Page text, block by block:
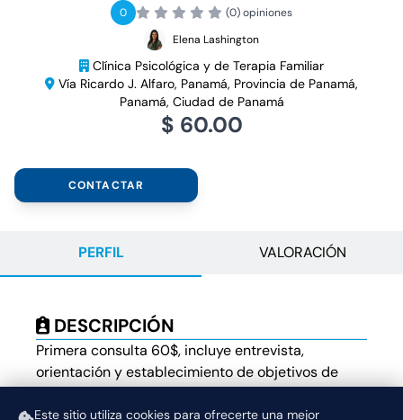
Este sitio utiliza cookies para ofrecerte una mejor
0
(0) opiniones
Elena Lashington
Clínica Psicológica y de Terapia Familiar
Vía Ricardo J. Alfaro, Panamá, Provincia de Panamá,
Panamá, Ciudad de Panamá
$ 60.00
CONTACTAR
PERFIL VALORACIÓN
DESCRIPCIÓN
Primera consulta 60$, incluye entrevista,
orientación y establecimiento de objetivos de